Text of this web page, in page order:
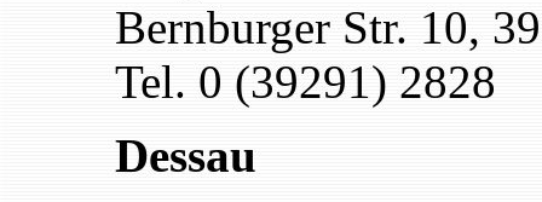
Bernburger Str. 10,
Tel. 0 (39291) 2828
Dessau